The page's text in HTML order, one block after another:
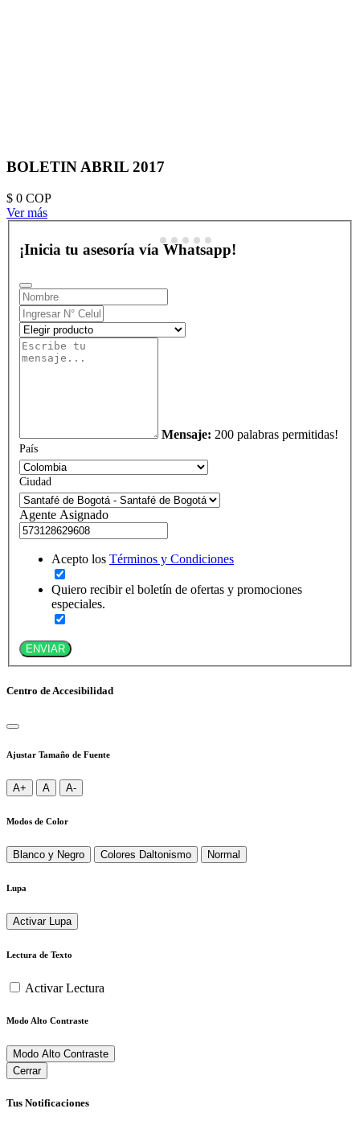
BOLETIN ABRIL 2017
$ 0 COP
Ver más
¡Inicia tu asesoría vía Whatsapp!
Mensaje: 200 palabras permitidas!
País
Ciudad
Agente Asignado
Acepto los Términos y Condiciones
Quiero recibir el boletín de ofertas y promociones
especiales.
ENVIAR
Centro de Accesibilidad
Ajustar Tamaño de Fuente
A+ A A-
Modos de Color
Blanco y Negro Colores Daltonismo Normal
Lupa
Activar Lupa
Lectura de Texto
Activar Lectura
Modo Alto Contraste
Modo Alto Contraste
Cerrar
Tus Notificaciones